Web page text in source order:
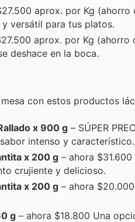
aprox. por Kg
versátil para tus platos.
aprox. por Kg
deshace en la boca.
con estos productos
x 900 g – SÚPER
intenso y característico.
x 200 g – ahora
crujiente y delicioso.
x 200 g – ahora
g – ahora $18.800 Una